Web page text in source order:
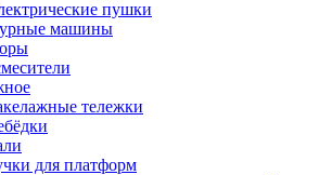
пушки
машины
тележки
для платформ